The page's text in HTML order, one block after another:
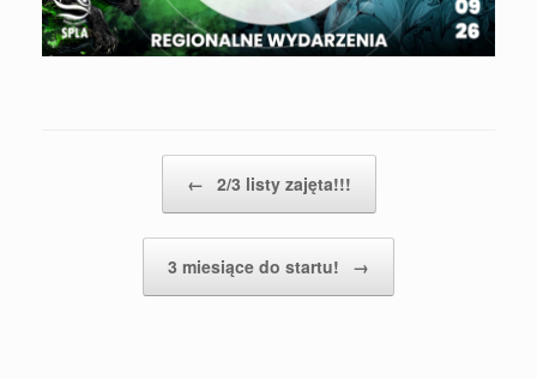
← 2/3 listy zajęta!!!
3 miesiące do startu! →